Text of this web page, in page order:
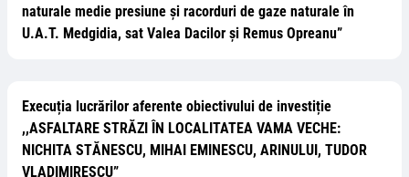
naturale medie presiune și racorduri de gaze naturale în
U.A.T. Medgidia, sat Valea Dacilor și Remus Opreanu”
Execuția lucrărilor aferente obiectivului de investiție
,,ASFALTARE STRĂZI ÎN LOCALITATEA VAMA VECHE:
NICHITA STĂNESCU, MIHAI EMINESCU, ARINULUI, TUDOR
VLADIMIRESCU”